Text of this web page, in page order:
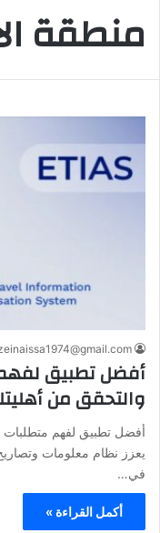
منطقة
والتحقق من
في…
أكمل القراءة »